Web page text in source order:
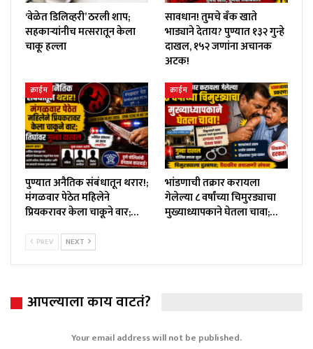
‘वेळेत डिलिव्हरी’ ठरली शाप;
सहकाऱ्यांनीच मत्सरातून केला
चाकू हल्ला
सावधान! तुमचे बँक खाते
भाड्याने देताय? पुण्यात १३२ गुन्हे
दाखल, १५२ जणांना अचानक
अटक!
क्राईम
पुण्यात अनैतिक संबंधातून थरार!;
मंगळवार पेठेत महिलेने
प्रियकरावर केला चाकूने वार;…
क्राईम
भांडणाची तक्रार करायला
गेलेल्या ८ वर्षांच्या चिमुरड्याचा
मुख्याध्यापकाने घेतला चावा;…
PREV NEXT
आपल्याला काय वाटतं?
Your email address will not be published.